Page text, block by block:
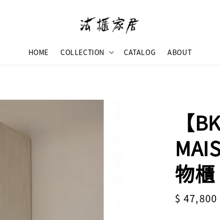
HOME COLLECTION CATALOG ABOUT
【
物櫃
Sale
$ 47,800